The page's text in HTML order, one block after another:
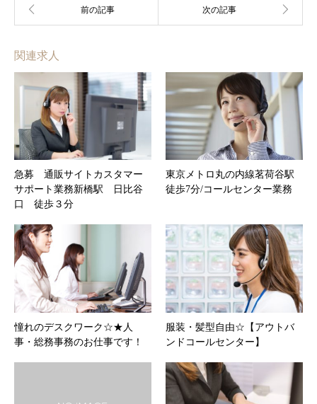
関連求人
急募 通販サイトカスタマー
サポート業務新橋駅 日比谷
口 徒歩３分
東京メトロ丸の内線茗荷谷駅
徒歩7分/コールセンター業務
憧れのデスクワーク☆★人
事・総務事務のお仕事です！
服装・髪型自由☆【アウトバ
ンドコールセンター】